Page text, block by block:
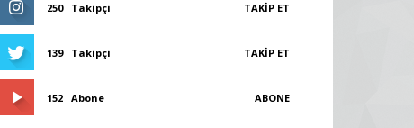
250 Takipçi TAKIP ET
139 Takipçi TAKIP ET
152 Abone ABONE